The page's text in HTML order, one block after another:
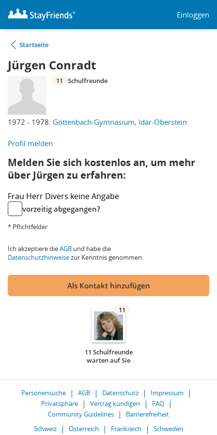
Einloggen
Startseite
Jürgen Conradt
1972 - 1978: Göttenbach-Gymnasium, Idar-Oberstein
11 Schulfreunde
Profil melden
Melden Sie sich kostenlos an, um mehr
über Jürgen zu erfahren:
Frau Herr Divers keine Angabe
vorzeitig abgegangen?
* Pflichtfelder
Ich akzeptiere dieAGB und habe die
Datenschutzhinweisezur Kenntnis genommen.
Als Kontakt hinzufügen
11
11 Schulfreunde
warten auf Sie
Personensuche AGB Datenschutz
Impressum
Privatsphäre
Vertrag kündigen
FAQ
Community Guidelines
Barrierefreiheit
Schweiz
Österreich Frankreich Schweden